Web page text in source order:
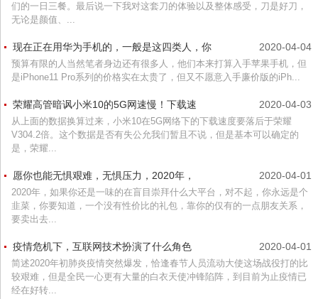
们的一日三餐。最后说一下我对这套刀的体验以及整体感受，刀是好刀，
无论是颜值、...
2020-04-04
现在正在用华为手机的，一般是这四类人，你
预算有限的人当然笔者身边还有很多人，他们本来打算入手苹果手机，但
是iPhone11 Pro系列的价格实在太贵了，但又不愿意入手廉价版的iPh...
2020-04-03
荣耀高管暗讽小米10的5G网速慢！下载速
从上面的数据换算过来，小米10在5G网络下的下载速度要落后于荣耀
V304.2倍。这个数据是否有失公允我们暂且不说，但是基本可以确定的
是，荣耀...
2020-04-01
愿你也能无惧艰难，无惧压力，2020年，
2020年，如果你还是一味的在盲目崇拜什么大平台，对不起，你永远是个
韭菜，你要知道，一个没有性价比的礼包，靠你的仅有的一点朋友关系，
要卖出去...
2020-04-01
疫情危机下，互联网技术扮演了什么角色
简述2020年初肺炎疫情突然爆发，恰逢春节人员流动大使这场战役打的比
较艰难，但是全民一心更有大量的白衣天使冲锋陷阵，到目前为止疫情已
经在好转...